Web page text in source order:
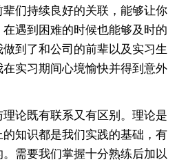
们持续良好的关联，能够让你
遇到困难的时候也能够及时的
到了和公司的前辈以及实习生
实习期间心境愉快并得到意外
论既有联系又有区别。理论是
知识都是我们实践的基础，有
需要我们掌握十分熟练后加以